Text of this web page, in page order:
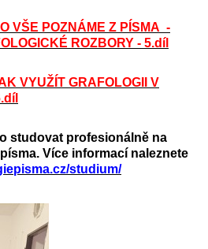
VŠE POZNÁME Z PÍSMA -
ROZBORY - 5.díl
VYUŽÍT GRAFOLOGII V
studovat profesionálně na
Více informací naleznete
studium/